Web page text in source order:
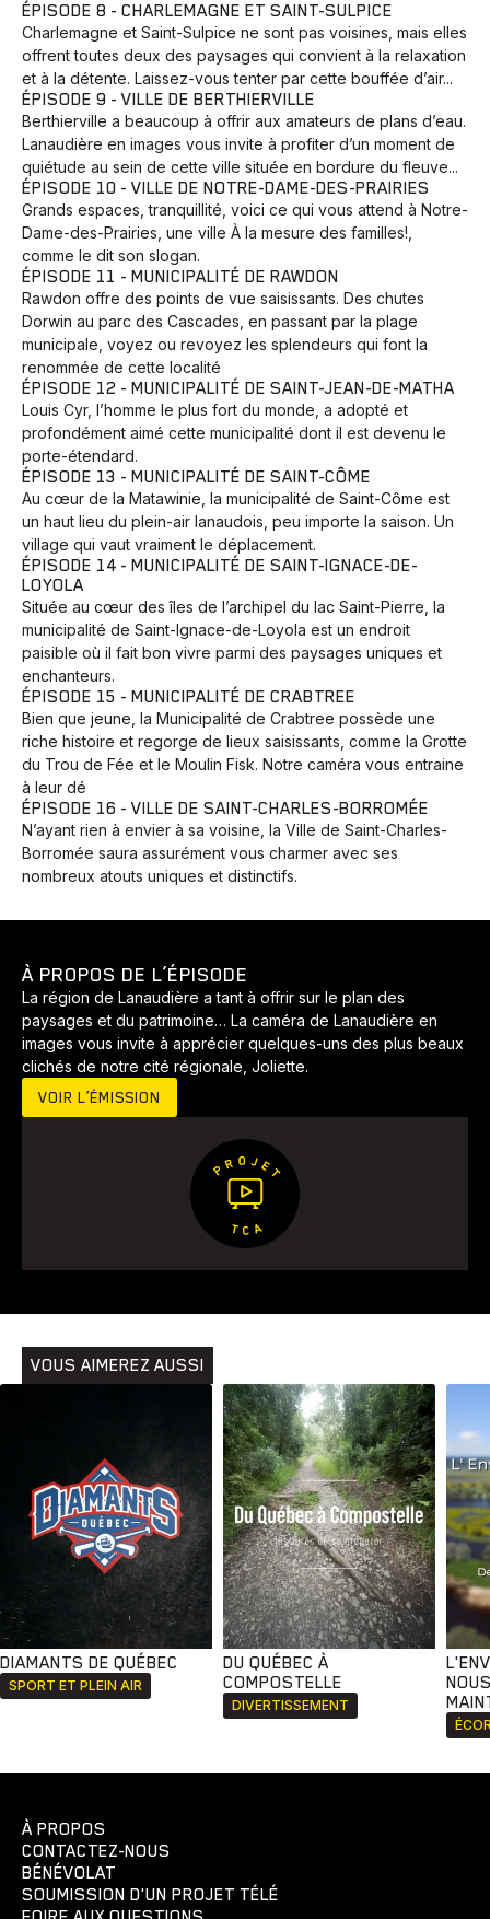
Animaux Avenir Bingo Communauté Culture
Développement
Voyage Yoga
ÉPISODE 8 - CHARLEMAGNE ET SAINT-SULPICE
Charlemagne et Saint-Sulpice ne sont pas voisines, mais elles
offrent toutes deux des paysages qui convient à la relaxation
et à la détente. Laissez-vous tenter par cette bouffée d’air...
ÉPISODE 9 - VILLE DE BERTHIERVILLE
Berthierville a beaucoup à offrir aux amateurs de plans d’eau.
Lanaudière en images vous invite à profiter d’un moment de
quiétude au sein de cette ville située en bordure du fleuve...
ÉPISODE 10 - VILLE DE NOTRE-DAME-DES-PRAIRIES
Grands espaces, tranquillité, voici ce qui vous attend à Notre-
Dame-des-Prairies, une ville À la mesure des familles!,
comme le dit son slogan.
ÉPISODE 11 - MUNICIPALITÉ DE RAWDON
Rawdon offre des points de vue saisissants. Des chutes
Dorwin au parc des Cascades, en passant par la plage
municipale, voyez ou revoyez les splendeurs qui font la
renommée de cette localité
ÉPISODE 12 - MUNICIPALITÉ DE SAINT-JEAN-DE-MATHA
Louis Cyr, l’homme le plus fort du monde, a adopté et
profondément aimé cette municipalité dont il est devenu le
porte-étendard.
ÉPISODE 13 - MUNICIPALITÉ DE SAINT-CÔME
Au cœur de la Matawinie, la municipalité de Saint-Côme est
un haut lieu du plein-air lanaudois, peu importe la saison. Un
village qui vaut vraiment le déplacement.
ÉPISODE 14 - MUNICIPALITÉ DE SAINT-IGNACE-DE-
LOYOLA
Située au cœur des îles de l’archipel du lac Saint-Pierre, la
municipalité de Saint-Ignace-de-Loyola est un endroit
paisible où il fait bon vivre parmi des paysages uniques et
enchanteurs.
ÉPISODE 15 - MUNICIPALITÉ DE CRABTREE
Bien que jeune, la Municipalité de Crabtree possède une
riche histoire et regorge de lieux saisissants, comme la Grotte
du Trou de Fée et le Moulin Fisk. Notre caméra vous entraine
à leur dé
ÉPISODE 16 - VILLE DE SAINT-CHARLES-BORROMÉE
N’ayant rien à envier à sa voisine, la Ville de Saint-Charles-
Borromée saura assurément vous charmer avec ses
nombreux atouts uniques et distinctifs.
À PROPOS DE L’ÉPISODE
La région de Lanaudière a tant à offrir sur le plan des
paysages et du patrimoine… La caméra de Lanaudière en
images vous invite à apprécier quelques-uns des plus beaux
clichés de notre cité régionale, Joliette.
VOIR L’ÉMISSION
VOUS AIMEREZ AUSSI
DIAMANTS DE QUÉBEC
SPORT ET PLEIN AIR
DU QUÉBEC À
COMPOSTELLE
DIVERTISSEMENT
À PROPOS
CONTACTEZ-NOUS
BÉNÉVOLAT
SOUMISSION D'UN PROJET TÉLÉ